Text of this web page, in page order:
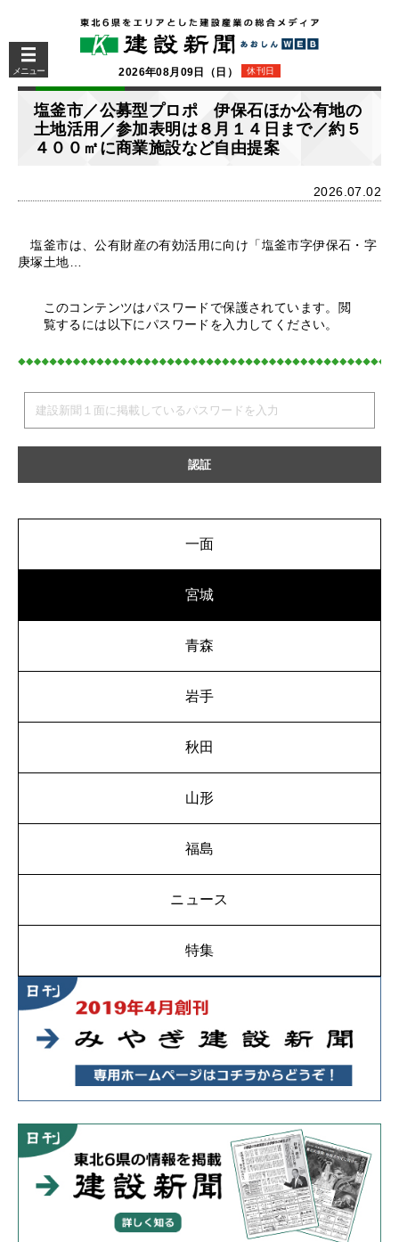
メニュー 2026年08月09日（日） 休刊日
塩釜市／公募型プロポ 伊保石ほか公有地の
土地活用／参加表明は８月１４日まで／約５
４００㎡に商業施設など自由提案
2026.07.02
塩釜市は、公有財産の有効活用に向け「塩釜市字伊保石・字
庚塚土地…
このコンテンツはパスワードで保護されています。閲
覧するには以下にパスワードを入力してください。
一面
宮城
青森
岩手
秋田
山形
福島
ニュース
特集